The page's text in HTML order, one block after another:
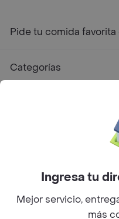
Pide tu comida
Categorías
©2026Rappi
Ingresa tu
Mejor servicio,
más